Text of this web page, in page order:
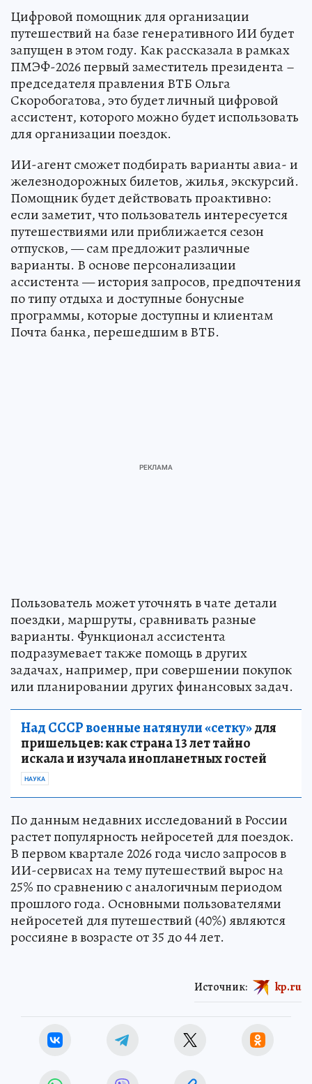
Цифровой помощник для организации
путешествий на базе генеративного ИИ будет
запущен в этом году. Как рассказала в рамках
ПМЭФ-2026 первый заместитель президента –
председателя правления ВТБ Ольга
Скоробогатова, это будет личный цифровой
ассистент, которого можно будет использовать
для организации поездок.
ИИ-агент сможет подбирать варианты авиа- и
железнодорожных билетов, жилья, экскурсий.
Помощник будет действовать проактивно:
если заметит, что пользователь интересуется
путешествиями или приближается сезон
отпусков, — сам предложит различные
варианты. В основе персонализации
ассистента — история запросов, предпочтения
по типу отдыха и доступные бонусные
программы, которые доступны и клиентам
Почта банка, перешедшим в ВТБ.
Пользователь может уточнять в чате детали
поездки, маршруты, сравнивать разные
варианты. Функционал ассистента
подразумевает также помощь в других
задачах, например, при совершении покупок
или планировании других финансовых задач.
Над СССР военные натянули «сетку»для
пришельцев: как страна 13 лет тайно
искала и изучала инопланетных гостей
НАУКА
По данным недавних исследований в России
растет популярность нейросетей для поездок.
В первом квартале 2026 года число запросов в
ИИ-сервисах на тему путешествий вырос на
25% по сравнению с аналогичным периодом
прошлого года. Основными пользователями
нейросетей для путешествий (40%) являются
россияне в возрасте от 35 до 44 лет.
Источник: kp.ru